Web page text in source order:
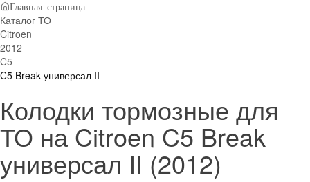
Главная страница
Каталог ТО
Citroen
2012
C5
C5 Break универсал II
Колодки тормозные для
ТО на Citroen C5 Break
универсал II (2012)